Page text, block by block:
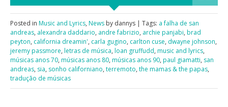
Posted in Music and Lyrics, News by dannys | Tags: a falha de san
andreas, alexandra daddario, andre fabrizio, archie panjabi, brad
peyton, california dreamin', carla gugino, carlton cuse, dwayne johnson,
jeremy passmore, letras de música, loan gruffudd, music and lyrics,
músicas anos 70, músicas anos 80, músicas anos 90, paul giamatti, san
andreas, sia, sonho californiano, terremoto, the mamas & the papas,
tradução de músicas